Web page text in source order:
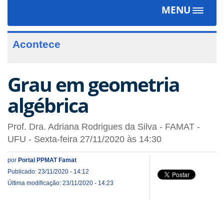
MENU
Toggle
Acontece
Grau em geometria
algébrica
Prof. Dra. Adriana Rodrigues da Silva - FAMAT -
UFU - Sexta-feira 27/11/2020 às 14:30
por Portal PPMAT Famat
Publicado: 23/11/2020 - 14:12
Última modificação: 23/11/2020 - 14:23